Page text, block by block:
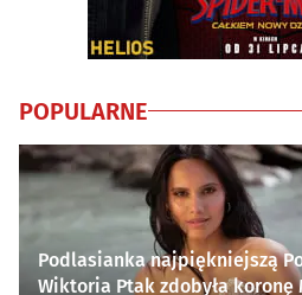
POPULARNE
Podlasianka najpiękniejszą
Wiktoria Ptak zdobyła koronę